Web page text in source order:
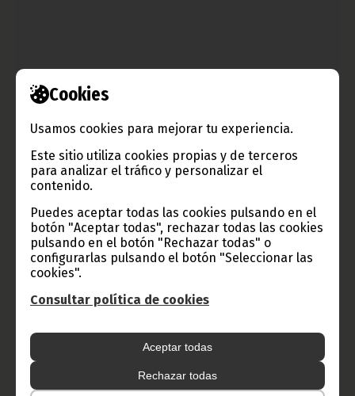
Cookies
Usamos cookies para mejorar tu experiencia.
Este sitio utiliza cookies propias y de terceros
para analizar el tráfico y personalizar el
contenido.
Puedes aceptar todas las cookies pulsando en el
botón "Aceptar todas", rechazar todas las cookies
pulsando en el botón "Rechazar todas" o
configurarlas pulsando el botón "Seleccionar las
cookies".
Consultar política de cookies
Aceptar todas
Rechazar todas
La Fundacion Obiang Nguema Mbasogo-Amilcar Cabral nació
oficialmente el pasado día 23 en Guinea Bissau. La ceremonia
tuvo lugar en presencia de varias autoridades
numeroso público.
Noticias África